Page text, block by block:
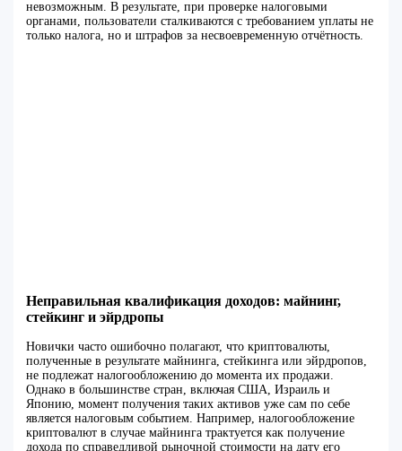
невозможным. В результате, при проверке налоговыми
органами, пользователи сталкиваются с требованием уплаты не
только налога, но и штрафов за несвоевременную отчётность.
Неправильная квалификация доходов: майнинг,
стейкинг и эйрдропы
Новички часто ошибочно полагают, что криптовалюты,
полученные в результате майнинга, стейкинга или эйрдропов,
не подлежат налогообложению до момента их продажи.
Однако в большинстве стран, включая США, Израиль и
Японию, момент получения таких активов уже сам по себе
является налоговым событием. Например, налогообложение
криптовалют в случае майнинга трактуется как получение
дохода по справедливой рыночной стоимости на дату его